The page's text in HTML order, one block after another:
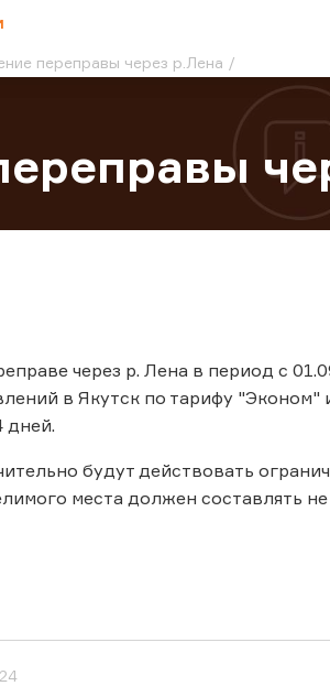
переправы через р.Лена
через р. Лена в период с
в Якутск по тарифу
дней.
будут действовать
места должен составлять